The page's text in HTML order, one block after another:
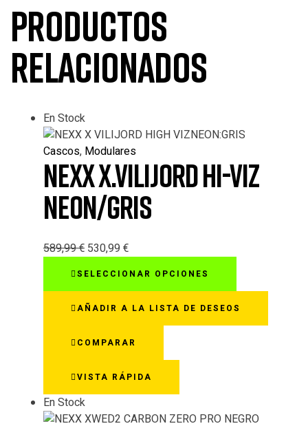
Productos
relacionados
En Stock
Cascos, Modulares
NEXX X.VILIJORD HI-VIZ
NEON/GRIS
589,99€ 530,99 €
SELECCIONAR OPCIONES
múltiples
variantes.
elegir
AÑADIR A LA LISTA DE DESEOS
COMPARAR
VISTA RÁPIDA
En Stock